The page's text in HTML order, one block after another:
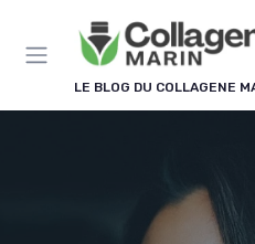
LE BLOG DU COLLAGENE